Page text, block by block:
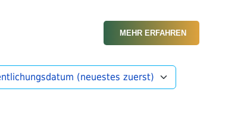
MEHR ERFAHREN